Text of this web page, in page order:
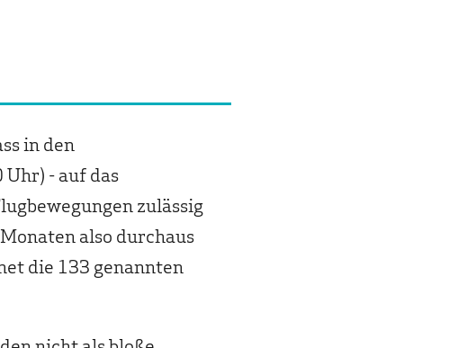
in den
- auf das
zulässig
also durchaus
die 133 genannten